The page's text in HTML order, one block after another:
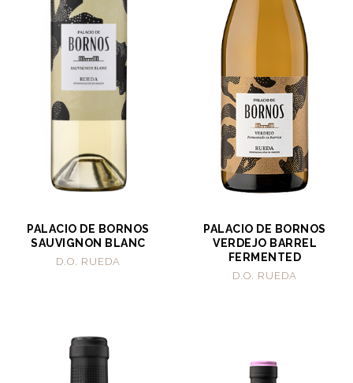
PALACIO DE BORNOS
SAUVIGNON BLANC
D.O. RUEDA
PALACIO DE BORNOS
VERDEJO BARREL
FERMENTED
D.O. RUEDA